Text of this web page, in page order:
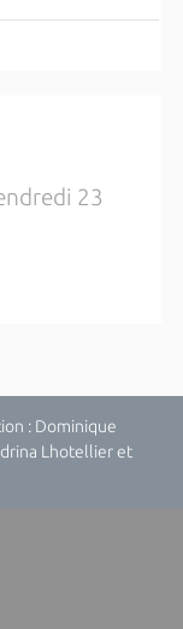
23
: Dominique
Lhotellier et